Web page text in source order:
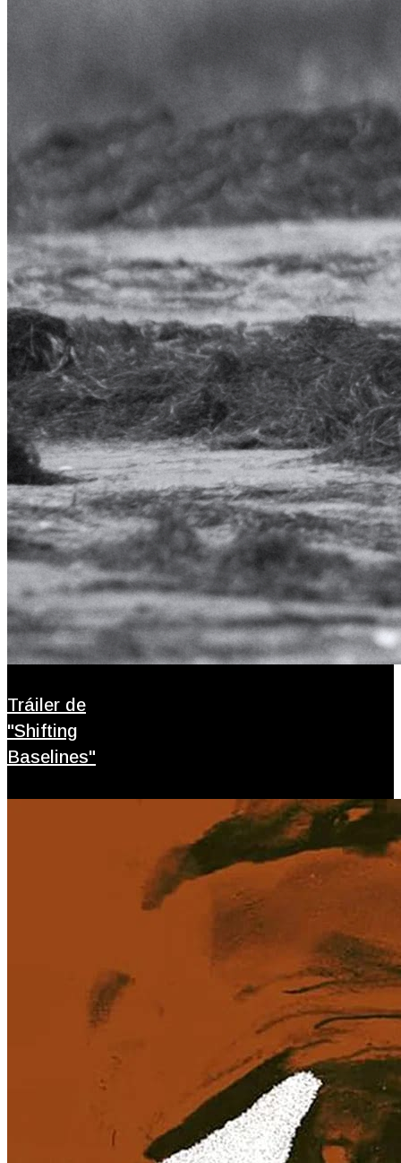
Tráiler de
"Shifting
Baselines"